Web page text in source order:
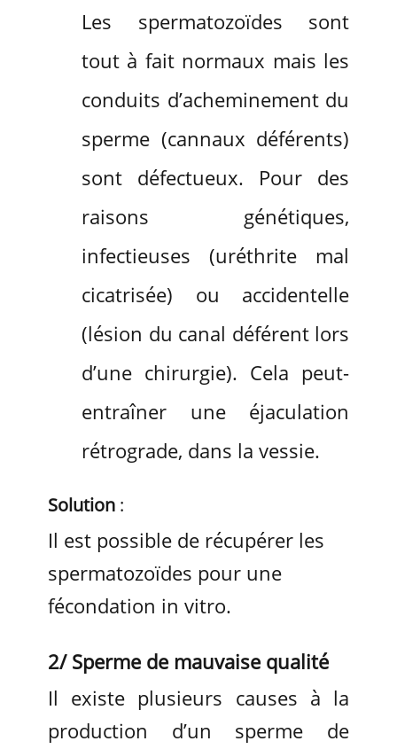
Les spermatozoïdes sont
tout à fait normaux mais les
conduits d’acheminement du
sperme (cannaux déférents)
sont défectueux. Pour des
raisons génétiques,
infectieuses (uréthrite mal
cicatrisée) ou accidentelle
(lésion du canal déférent lors
d’une chirurgie). Cela peut-
entraîner une éjaculation
rétrograde, dans la vessie.
Solution :
Il est possible de récupérer les
spermatozoïdes pour une
fécondation in vitro.
2/ Sperme de mauvaise qualité
Il existe plusieurs causes à la
production d’un sperme de